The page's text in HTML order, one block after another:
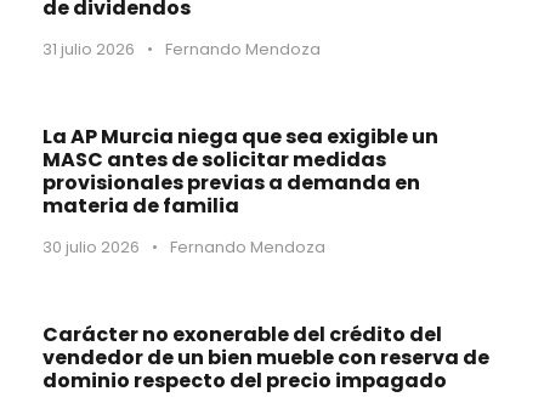
de dividendos
31 julio 2026 • Fernando Mendoza
La AP Murcia niega que sea exigible un
MASC antes de solicitar medidas
provisionales previas a demanda en
materia de familia
30 julio 2026 • Fernando Mendoza
Carácter no exonerable del crédito del
vendedor de un bien mueble con reserva de
dominio respecto del precio impagado